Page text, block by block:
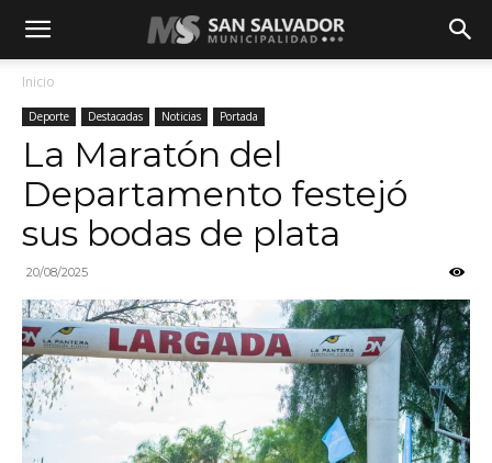
Inicio
Deporte Destacadas Noticias Portada
La Maratón del
Departamento festejó
sus bodas de plata
20/08/2025